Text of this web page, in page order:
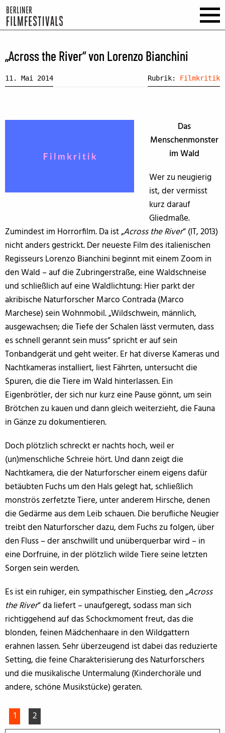
„Across the River“ von Lorenzo Bianchini
11. Mai 2014 Rubrik: Filmkritik
Das
Menschenmonster
im Wald
Wer zu neugierig
ist, der vermisst
kurz darauf
Gliedmaße.
Zumindest im Horrorfilm. Da ist „Across the River“ (IT, 2013)
nicht anders gestrickt. Der neueste Film des italienischen
Regisseurs Lorenzo Bianchini beginnt mit einem Zoom in
den Wald – auf die Zubringerstraße, eine Waldschneise
und schließlich auf eine Waldlichtung: Hier parkt der
akribische Naturforscher Marco Contrada (Marco
Marchese) sein Wohnmobil. „Wildschwein, männlich,
ausgewachsen; die Tiefe der Schalen lässt vermuten, dass
es schnell gerannt sein muss“ spricht er auf sein
Tonbandgerät und geht weiter. Er hat diverse Kameras und
Nachtkameras installiert, liest Fährten, untersucht die
Spuren, die die Tiere im Wald hinterlassen. Ein
Eigenbrötler, der sich nur kurz eine Pause gönnt, um sein
Brötchen zu kauen und dann gleich weiterzieht, die Fauna
in Gänze zu dokumentieren.
Doch plötzlich schreckt er nachts hoch, weil er
(un)menschliche Schreie hört. Und dann zeigt die
Nachtkamera, die der Naturforscher einem eigens dafür
betäubten Fuchs um den Hals gelegt hat, schließlich
monströs zerfetzte Tiere, unter anderem Hirsche, denen
die Gedärme aus dem Leib schauen. Die berufliche Neugier
treibt den Naturforscher dazu, dem Fuchs zu folgen, über
den Fluss – der anschwillt und unüberquerbar wird – in
eine Dorfruine, in der plötzlich wilde Tiere seine letzten
Sorgen sein werden.
Es ist ein ruhiger, ein sympathischer Einstieg, den „Across
the River“ da liefert – unaufgeregt, sodass man sich
richtiggehend auf das Schockmoment freut, das die
blonden, feinen Mädchenhaare in den Wildgattern
erahnen lassen. Sehr überzeugend ist dabei das reduzierte
Setting, die feine Charakterisierung des Naturforschers
und die musikalische Untermalung (Kinderchoräle und
andere, schöne Musikstücke) geraten.
1 2